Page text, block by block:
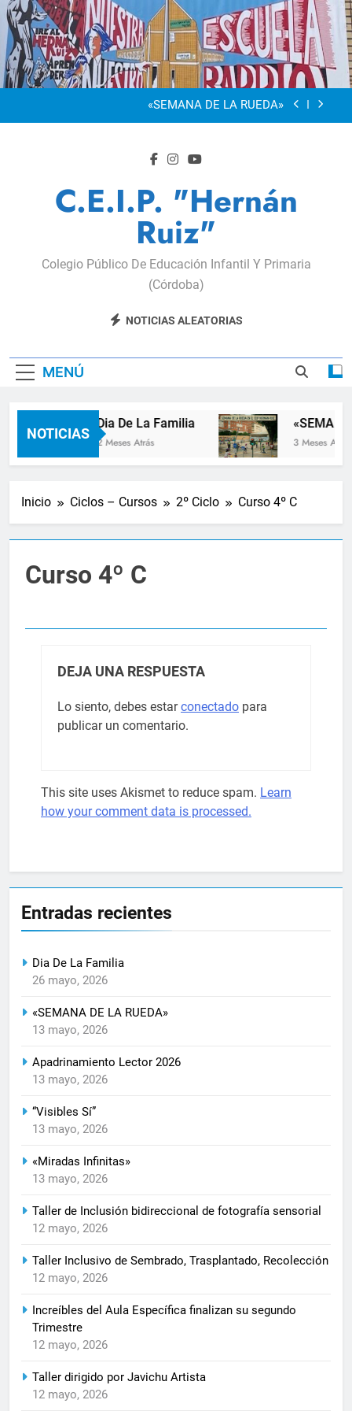
Saltar
al
contenido
“Visibles Sí”
Dia De La Familia
«SEMANA DE LA RUEDA»
Dia De La Familia
«SEMANA DE LA RUEDA»
Apadrinamiento Lector 2026
C.E.I.P. "Hernán
Ruiz"
Colegio Público De Educación Infantil Y Primaria
(Córdoba)
NOTICIAS ALEATORIAS
MENÚ
NOTICIAS
Dia De La Familia
2 Meses Atrás
«SEMANA
3 Meses Atrás
Inicio Ciclos – Cursos 2º Ciclo Curso 4º C
Curso 4º C
DEJA UNA RESPUESTA
Lo siento, debes estarconectado para
publicar un comentario.
This site uses Akismet to reduce spam. Learn
how your comment data is processed.
Entradas recientes
Dia De La Familia
26 mayo, 2026
«SEMANA DE LA RUEDA»
13 mayo, 2026
Apadrinamiento Lector 2026
13 mayo, 2026
“Visibles Sí”
13 mayo, 2026
«Miradas Infinitas»
13 mayo, 2026
Taller de Inclusión bidireccional de fotografía sensorial
12 mayo, 2026
Taller Inclusivo de Sembrado, Trasplantado, Recolección
12 mayo, 2026
Increíbles del Aula Específica finalizan su segundo
Trimestre
12 mayo, 2026
Taller dirigido por Javichu Artista
12 mayo, 2026